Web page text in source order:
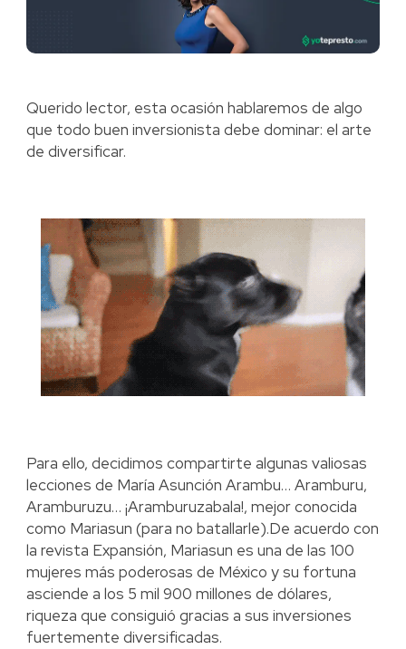
Querido lector, esta ocasión hablaremos de algo
que todo buen inversionista debe dominar: el arte
de diversificar.
Para ello, decidimos compartirte algunas valiosas
lecciones de María Asunción Arambu… Aramburu,
Aramburuzu… ¡Aramburuzabala!, mejor conocida
como Mariasun (para no batallarle).De acuerdo con
la revista Expansión, Mariasun es una de las 100
mujeres más poderosas de México y su fortuna
asciende a los 5 mil 900 millones de dólares,
riqueza que consiguió gracias a sus inversiones
fuertemente diversificadas.